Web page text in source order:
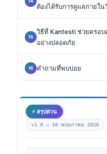
ต้องได้รับการดูแลภายใน
วิธีที่ Kantesti ช่วยครอบ
อย่างปลอดภัย
คำถามที่พบบ่อย
⚡ สรุปด่วน
v1.0 — 10 พฤษภาคม 2026